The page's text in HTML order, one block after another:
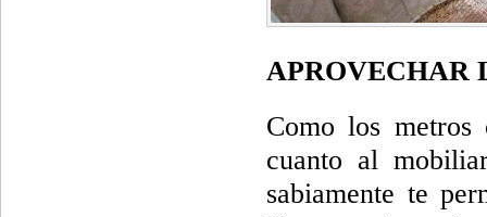
APROVECHAR
Como los metros
cuanto al
sabiamente te